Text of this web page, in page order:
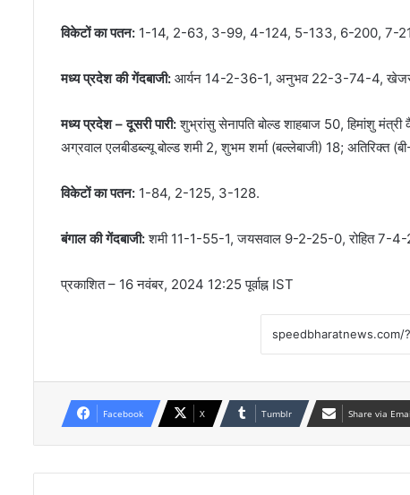
विकेटों का पतन: 1-14, 2-63, 3-99, 4-124, 5-133, 6-200, 7-
मध्य प्रदेश की गेंदबाजी: आर्यन 14-2-36-1, अनुभव 22-3-74-4,
मध्य प्रदेश – दूसरी पारी:शुभ्रांसु सेनापति बोल्ड शाहबाज 50, हिमांशु
अग्रवाल एलबीडब्ल्यू बोल्ड शमी 2, शुभम शर्मा (बल्लेबाजी) 18;
विकेटों का पतन: 1-84, 2-125, 3-128.
बंगाल की गेंदबाजी:शमी 11-1-55-1, जयसवाल 9-2-25-0, रोहित 7-
प्रकाशित– 16 नवंबर, 2024 12:25 पूर्वाह्न IST
Facebook X Tumblr Share via